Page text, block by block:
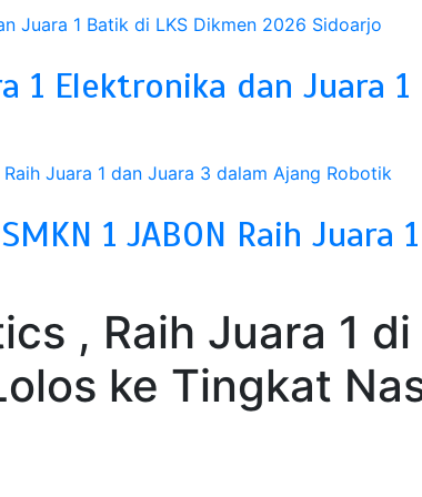
1 Elektronika dan Juara
SMKN 1 JABON Raih
, Raih Juara 1
ke Tingkat